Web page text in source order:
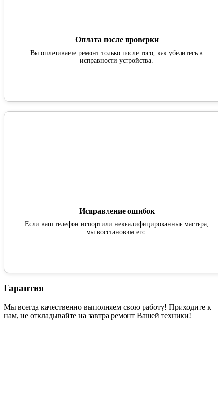
Оплата после проверки
Вы оплачиваете ремонт только после того, как убедитесь в
исправности устройства.
Исправление ошибок
Если ваш телефон испортили неквалифицированные мастера,
мы восстановим его.
Гарантия
Мы всегда качественно выполняем свою работу! Приходите к
нам, не откладывайте на завтра ремонт Вашей техники!